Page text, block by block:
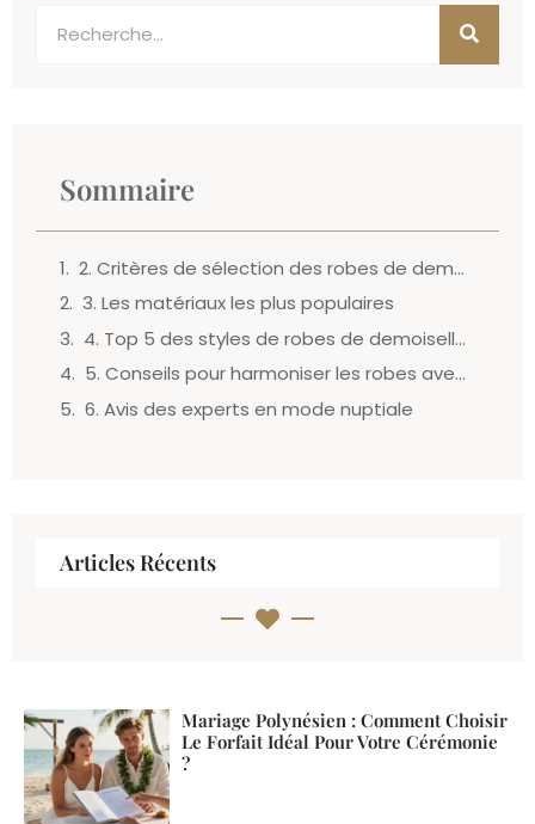
Sommaire
2. Critères de sélection des robes de demoiselle d’honneur
3. Les matériaux les plus populaires
4. Top 5 des styles de robes de demoiselle d’honneur
5. Conseils pour harmoniser les robes avec les accessoires
6. Avis des experts en mode nuptiale
Articles Récents
Mariage Polynésien : Comment Choisir
Le Forfait Idéal Pour Votre Cérémonie
?